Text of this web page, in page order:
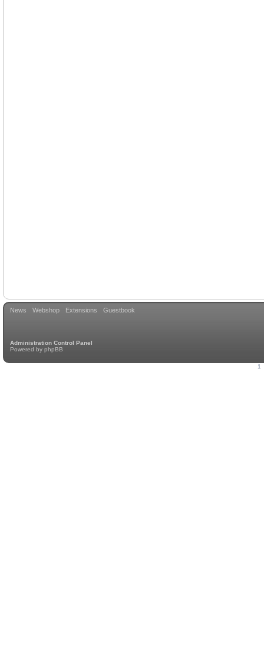
News Webshop Extensions Guestbook
Administration Control Panel
Powered by phpBB
1